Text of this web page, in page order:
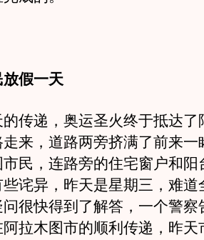
假一天
递，奥运圣火终于抵达了
来，道路两旁挤满了前来一
民，连路旁的住宅窗户和阳
诧异，昨天是星期三，难道
很快得到了解答，一个警察
拉木图市的顺利传递，昨天